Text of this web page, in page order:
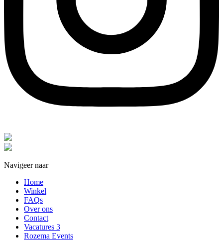
Navigeer naar
Home
Winkel
FAQs
Over ons
Contact
Vacatures 3
Rozema Events